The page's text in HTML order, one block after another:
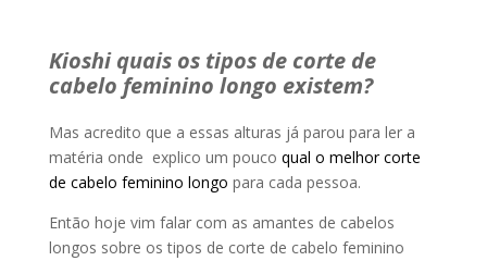
Kioshi quais os tipos de corte de
cabelo feminino longo existem?
Mas acredito que a essas alturas já parou para ler a
matéria onde explico um pouco qual o melhor corte
de cabelo feminino longo para cada pessoa.
Então hoje vim falar com as amantes de cabelos
longos sobre os tipos de corte de cabelo feminino